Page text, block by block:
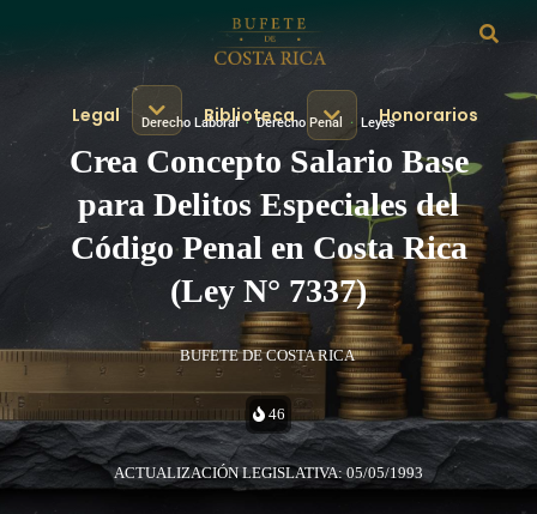
Legal Biblioteca Honorarios
Derecho Laboral·Derecho Penal · Leyes
Crea Concepto Salario Base
para Delitos Especiales del
Código Penal en Costa Rica
(Ley N° 7337)
BUFETE DE COSTA RICA
46
ACTUALIZACIÓN LEGISLATIVA: 05/05/1993